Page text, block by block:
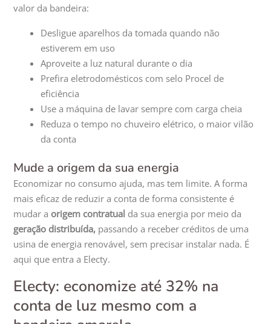
valor da bandeira:
Desligue aparelhos da tomada quando não
estiverem em uso
Aproveite a luz natural durante o dia
Prefira eletrodomésticos com selo Procel de
eficiência
Use a máquina de lavar sempre com carga cheia
Reduza o tempo no chuveiro elétrico, o maior vilão
da conta
Mude a origem da sua energia
Economizar no consumo ajuda, mas tem limite. A forma
mais eficaz de reduzir a conta de forma consistente é
mudar a origem contratual da sua energia por meio da
geração distribuída, passando a receber créditos de uma
usina de energia renovável, sem precisar instalar nada. É
aqui que entra a Electy.
Electy: economize até 32% na
conta de luz mesmo com a